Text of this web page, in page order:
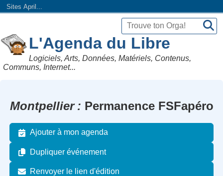
Sites April...
L'Agenda du Libre
Logiciels, Arts, Données, Matériels, Contenus,
Communs, Internet...
Montpellier Permanence FSFapéro
Ajouter à mon agenda
Dupliquer événement
Renvoyer le lien d'édition